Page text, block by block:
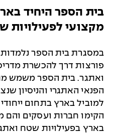
בית הספר היחיד
מקצועי לפעילויות
במסגרת בית הספר נלמדות
פורצות דרך להכשרת
ואתגר. בית הספר משמש
הפנאי האתגרי והניסיון
למוביל בארץ בתחום
הקימו חברות ועסקים והם
בארץ בפעילויות שטח